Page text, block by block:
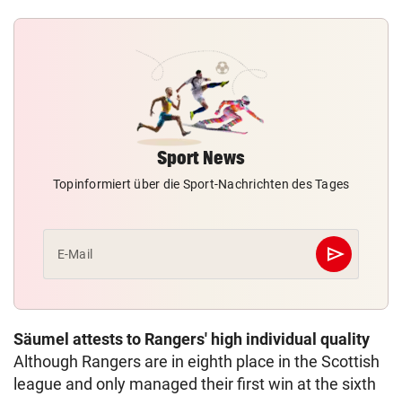
Sport News
Topinformiert über die Sport-Nachrichten des Tages
E-Mail send
Abschicken
Säumel attests to Rangers' high individual quality
Although Rangers are in eighth place in the Scottish
league and only managed their first win at the sixth